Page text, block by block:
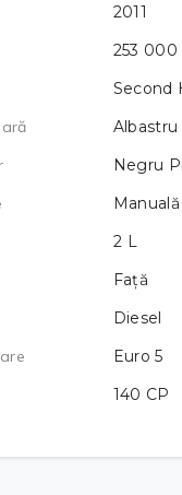
2011
253 000
Second
Albastru
Negru
Manuală
2 L
Față
Diesel
Euro 5
140 CP